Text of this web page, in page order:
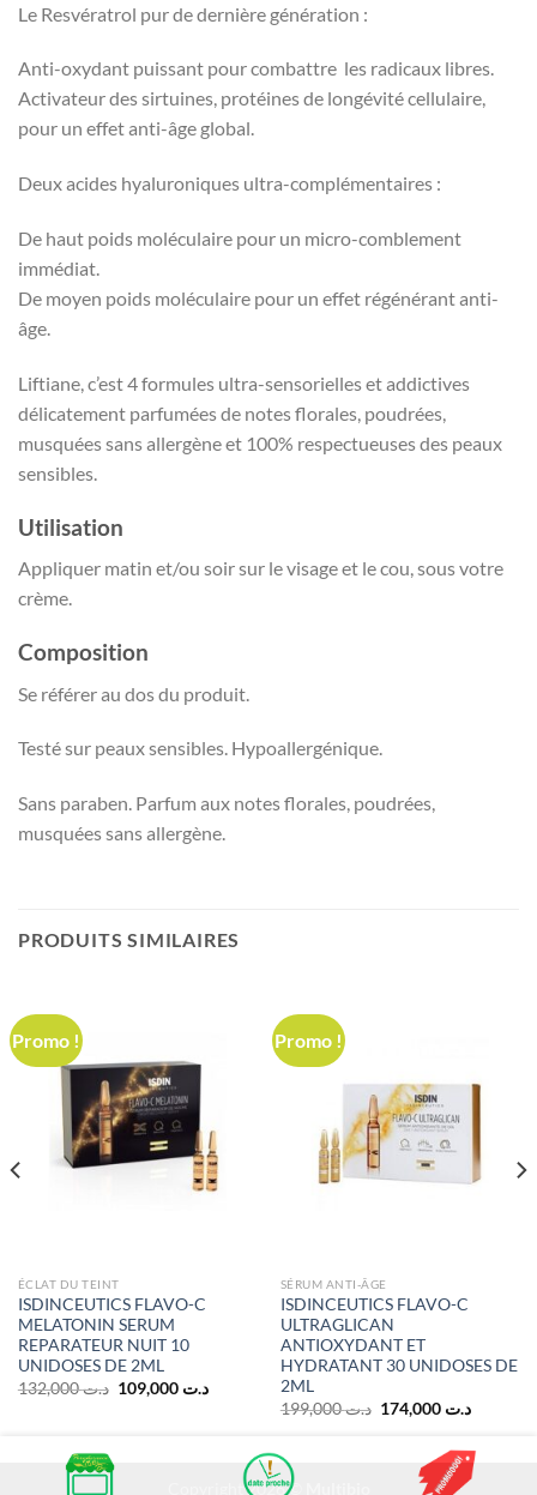
Le Resvératrol pur de dernière génération :
Anti-oxydant puissant pour combattre les radicaux libres.
Activateur des sirtuines, protéines de longévité cellulaire,
pour un effet anti-âge global.
Deux acides hyaluroniques ultra-complémentaires :
De haut poids moléculaire pour un micro-comblement
immédiat.
De moyen poids moléculaire pour un effet régénérant anti-
âge.
Liftiane, c’est 4 formules ultra-sensorielles et addictives
délicatement parfumées de notes florales, poudrées,
musquées sans allergène et 100% respectueuses des peaux
sensibles.
Utilisation
Appliquer matin et/ou soir sur le visage et le cou, sous votre
crème.
Composition
Se référer au dos du produit.
Testé sur peaux sensibles. Hypoallergénique.
Sans paraben. Parfum aux notes florales, poudrées,
musquées sans allergène.
PRODUITS SIMILAIRES
Promo !
ÉCLAT DU TEINT
ISDINCEUTICS FLAVO-C
MELATONIN SERUM
REPARATEUR NUIT 10
UNIDOSES DE 2ML
د.ت132,000
Le
د.ت 109,000
Le
Promo !
SÉRUM ANTI-ÂGE
ISDINCEUTICS FLAVO-C
ULTRAGLICAN
ANTIOXYDANT ET
HYDRATANT 30 UNIDOSES DE
2ML
د.ت199,000
Le
د.ت 199,000.
د.ت 174,000
Le
est :
Copyright 2026 ©